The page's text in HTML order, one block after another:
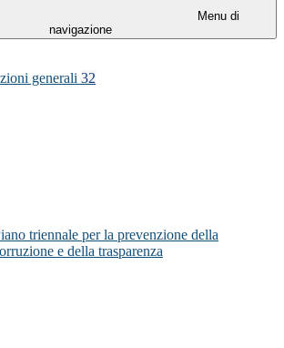
Menu di
navigazione
generali 32
triennale per la prevenzione della
e della trasparenza